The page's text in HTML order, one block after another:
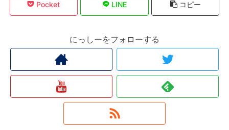
Pocket LINE コピー
にっしーをフォローする